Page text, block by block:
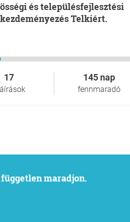
kezdeményezés Telkiért.
17 145 nap
fennmaradó
maradjon.